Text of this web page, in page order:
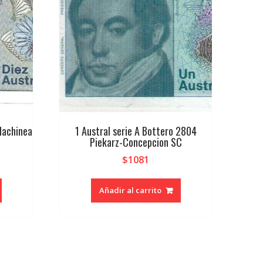
1 Austral serie A Bottero 2804
Piekarz-Concepcion SC
$1081
Añadir al carrito